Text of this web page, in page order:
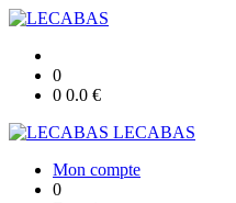
0
0 0.0 €
LECABAS
Mon compte
0